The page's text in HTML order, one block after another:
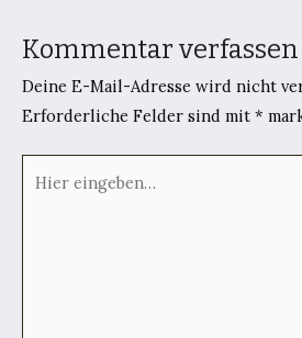
Kommentar verfassen
Deine E-Mail-Adresse wird nicht
Erforderliche Felder sind mit *
eingeben…